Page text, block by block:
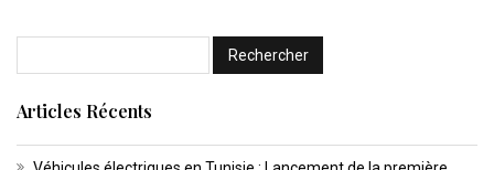
Articles Récents